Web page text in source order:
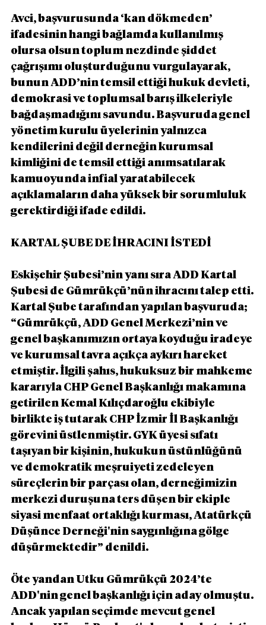
Avci, başvurusunda ‘kan dökmeden’
ifadesinin hangi bağlamda kullanılmış
olursa olsun toplum nezdinde şiddet
çağrışımı oluşturduğunu vurgulayarak,
bunun ADD’nin temsil ettiği hukuk devleti,
demokrasi ve toplumsal barış ilkeleriyle
bağdaşmadığını savundu. Başvuruda genel
yönetim kurulu üyelerinin yalnızca
kendilerini değil derneğin kurumsal
kimliğini de temsil ettiği anımsatılarak
kamuoyunda infial yaratabilecek
açıklamaların daha yüksek bir sorumluluk
gerektirdiği ifade edildi.
KARTAL ŞUBE DE İHRACINI İSTEDİ
Eskişehir Şubesi’nin yanı sıra ADD Kartal
Şubesi de Gümrükçü’nün ihracını talep etti.
Kartal Şube tarafından yapılan başvuruda;
“Gümrükçü, ADD Genel Merkezi’nin ve
genel başkanımızın ortaya koyduğu iradeye
ve kurumsal tavra açıkça aykırı hareket
etmiştir. İlgili şahıs, hukuksuz bir mahkeme
kararıyla CHP Genel Başkanlığı makamına
getirilen Kemal Kılıçdaroğlu ekibiyle
birlikte iş tutarak CHP İzmir İl Başkanlığı
görevini üstlenmiştir. GYK üyesi sıfatı
taşıyan bir kişinin, hukukun üstünlüğünü
ve demokratik meşruiyeti zedeleyen
süreçlerin bir parçası olan, derneğimizin
merkezi duruşuna ters düşen bir ekiple
siyasi menfaat ortaklığı kurması, Atatürkçü
Düşünce Derneği'nin saygınlığına gölge
düşürmektedir” denildi.
Öte yandan Utku Gümrükçü 2024’te
ADD'nin genel başkanlığı için aday olmuştu.
Ancak yapılan seçimde mevcut genel